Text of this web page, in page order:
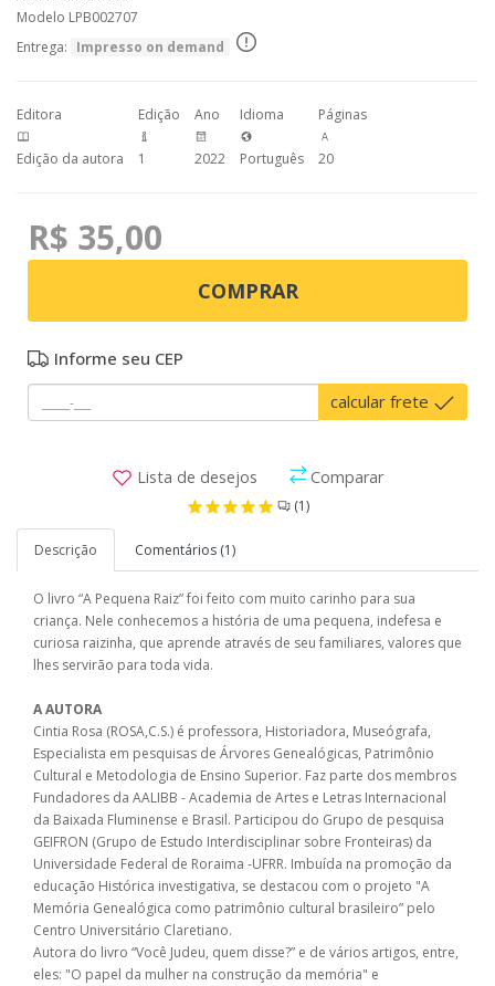
Modelo LPB002707
Entrega: Impresso on demand
Editora
Edição da autora
Edição
1
Ano
2022
Idioma
Português
Páginas
20
R$ 35,00
COMPRAR
Informe seu CEP
calcular frete
Lista de desejos Comparar
(1)
Descrição Comentários (1)
O livro “A Pequena Raiz” foi feito com muito carinho para sua
criança. Nele conhecemos a história de uma pequena, indefesa e
curiosa raizinha, que aprende através de seu familiares, valores que
lhes servirão para toda vida.
A AUTORA
Cintia Rosa (ROSA,C.S.) é professora, Historiadora, Museógrafa,
Especialista em pesquisas de Árvores Genealógicas, Patrimônio
Cultural e Metodologia de Ensino Superior. Faz parte dos membros
Fundadores da AALIBB - Academia de Artes e Letras Internacional
da Baixada Fluminense e Brasil. Participou do Grupo de pesquisa
GEIFRON (Grupo de Estudo Interdisciplinar sobre Fronteiras) da
Universidade Federal de Roraima -UFRR. Imbuída na promoção da
educação Histórica investigativa, se destacou com o projeto "A
Memória Genealógica como patrimônio cultural brasileiro” pelo
Centro Universitário Claretiano.
Autora do livro “Você Judeu, quem disse?” e de vários artigos, entre,
eles: "O papel da mulher na construção da memória" e